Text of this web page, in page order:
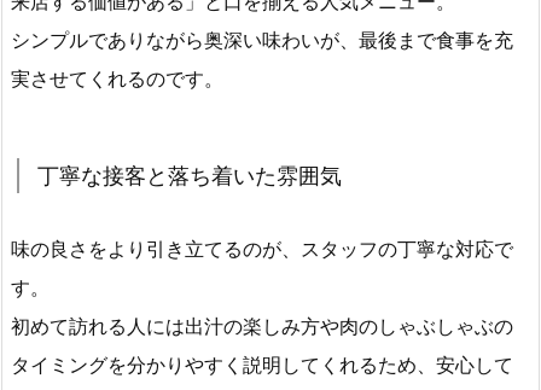
シンプルでありながら奥深い味わいが、最後まで食事を充
実させてくれるのです。
丁寧な接客と落ち着いた雰囲気
味の良さをより引き立てるのが、スタッフの丁寧な対応で
す。
初めて訪れる人には出汁の楽しみ方や肉のしゃぶしゃぶの
タイミングを分かりやすく説明してくれるため、安心して